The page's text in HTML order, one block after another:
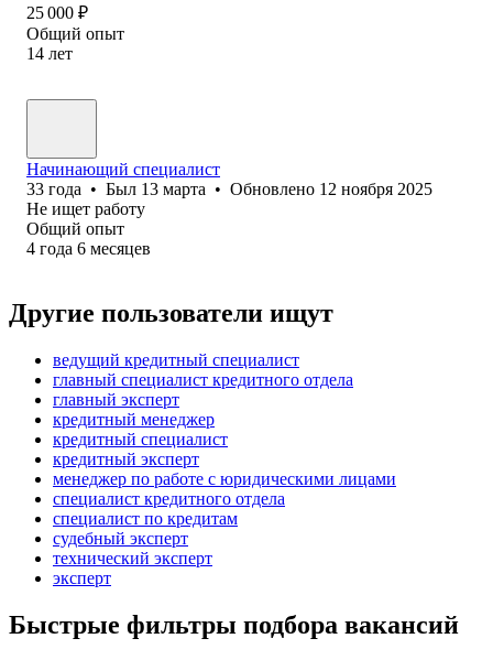
25 000 ₽
Общий опыт
14 лет
Начинающий специалист
33 года • Был 13 марта • Обновлено 12 ноября 2025
Не ищет работу
Общий опыт
4 года 6 месяцев
Другие пользователи ищут
ведущий кредитный специалист
главный специалист кредитного отдела
главный эксперт
кредитный менеджер
кредитный специалист
кредитный эксперт
менеджер по работе с юридическими лицами
специалист кредитного отдела
специалист по кредитам
судебный эксперт
технический эксперт
эксперт
Быстрые фильтры подбора вакансий